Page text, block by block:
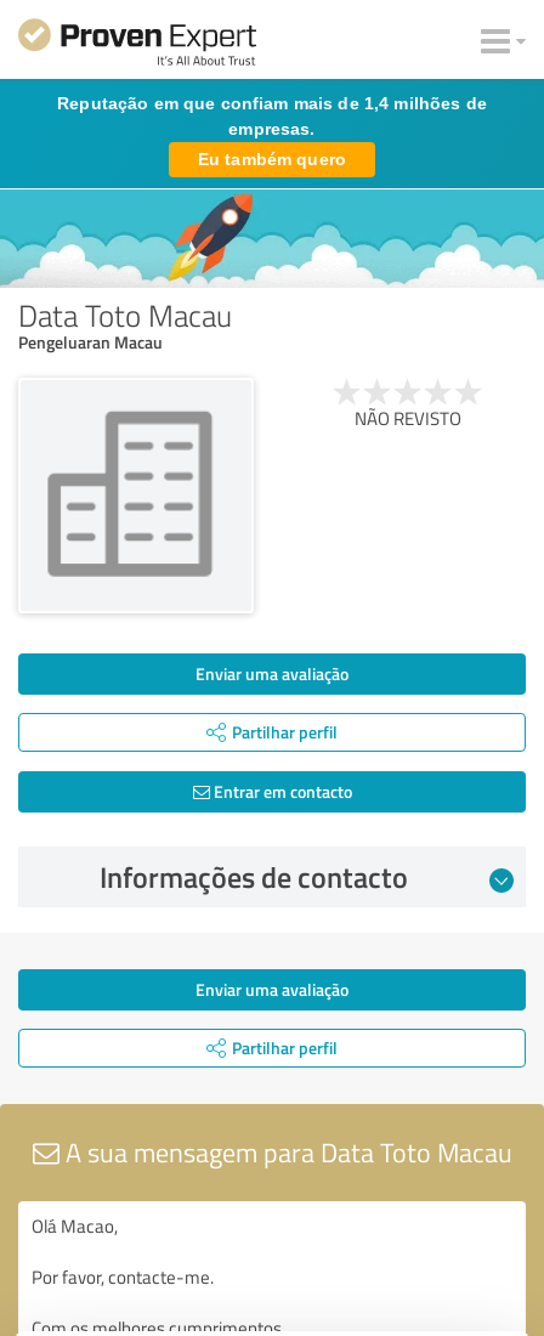
Reputação em que confiam mais de 1,4 milhões de
empresas.
Eu também quero
Data Toto Macau
Pengeluaran Macau
NÃO REVISTO
Enviar uma avaliação
Partilhar perfil
Entrar em contacto
Informações de contacto
Enviar uma avaliação
Partilhar perfil
A sua mensagem para Data Toto Macau